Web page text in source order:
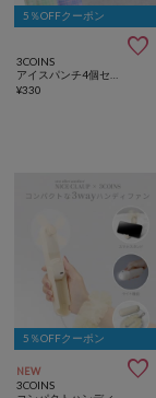
5％OFFクーポン

3COINS
¥330
5％OFFクーポン
NEW 
3COINS